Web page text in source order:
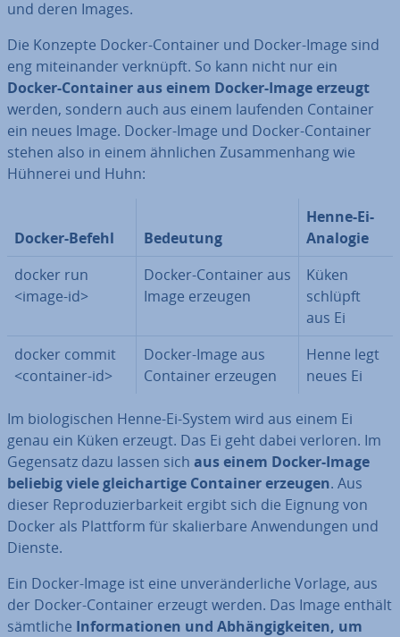
und deren Images.
Die Konzepte Docker-Container und Docker-Image sind
eng mit­ein­an­der verknüpft. So kann nicht nur ein
Docker-Container aus einem Docker-Image erzeugt
werden, sondern auch aus einem laufenden Container
ein neues Image. Docker-Image und Docker-Container
stehen also in einem ähnlichen Zu­sam­men­hang wie
Hühnerei und Huhn:
Docker-Befehl Bedeutung
Henne-Ei-
Analogie
docker run
<image-id>
Docker-Container aus
Image erzeugen
Küken
schlüpft
aus Ei
docker commit
<container-id>
Docker-Image aus
Container erzeugen
Henne legt
neues Ei
Im bio­lo­gi­schen Henne-Ei-System wird aus einem Ei
genau ein Küken erzeugt. Das Ei geht dabei verloren. Im
Gegensatz dazu lassen sich aus einem Docker-Image
beliebig viele gleich­ar­ti­ge Container erzeugen. Aus
dieser Re­pro­du­zier­bar­keit ergibt sich die Eignung von
Docker als Plattform für ska­lier­ba­re An­wen­dun­gen und
Dienste.
Ein Docker-Image ist eine un­ver­än­der­li­che Vorlage, aus
der Docker-Container erzeugt werden. Das Image enthält
sämtliche In­for­ma­tio­nen und Ab­hän­gig­kei­ten, um